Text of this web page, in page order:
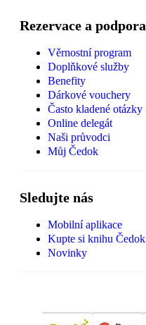
Rezervace a podpora
Věrnostní program
Doplňkové služby
Benefity
Dárkové vouchery
Často kladené otázky
Online delegát
Naši průvodci
Můj Čedok
Sledujte nás
Mobilní aplikace
Kupte si knihu Čedok
Novinky